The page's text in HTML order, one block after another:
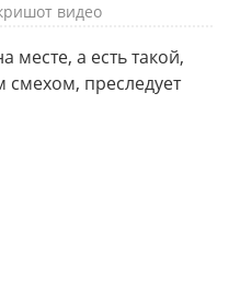
видео
месте, а есть такой,
смехом, преследует